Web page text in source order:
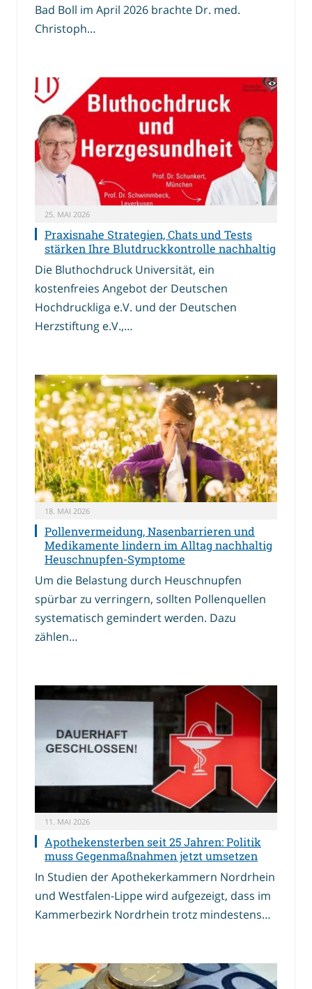
Bad Boll im April 2026 brachte Dr. med.
Christoph…
25. MAI 2026
Praxisnahe Strategien, Chats und Tests
stärken Ihre Blutdruckkontrolle nachhaltig
Die Bluthochdruck Universität, ein
kostenfreies Angebot der Deutschen
Hochdruckliga e.V. und der Deutschen
Herzstiftung e.V.,…
18. MAI 2026
Pollenvermeidung, Nasenbarrieren und
Medikamente lindern im Alltag nachhaltig
Heuschnupfen-Symptome
Um die Belastung durch Heuschnupfen
spürbar zu verringern, sollten Pollenquellen
systematisch gemindert werden. Dazu
zählen…
11. MAI 2026
Apothekensterben seit 25 Jahren: Politik
muss Gegenmaßnahmen jetzt umsetzen
In Studien der Apothekerkammern Nordrhein
und Westfalen-Lippe wird aufgezeigt, dass im
Kammerbezirk Nordrhein trotz mindestens…